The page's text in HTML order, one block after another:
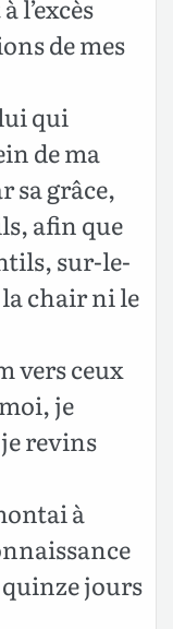
l’excès
de mes
qui
de ma
sa grâce,
afin que
sur-le-
chair ni le
vers ceux
je
revins
à
quinze jours